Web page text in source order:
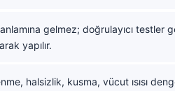
gelmez; doğrulayıcı testler
yapılır.
halsizlik, kusma, vücut ısısı